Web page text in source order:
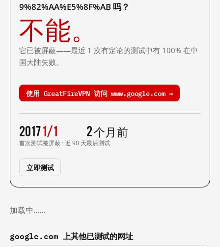
9%82%AA%E5%8F%AB 吗？
不能。
它已被屏蔽——最近 1 次有定论的测试中有 100% 在中
国大陆失败。
使用 GreatFireVPN 访问 www.google.com →
2017
首次测试
1/1
被屏蔽 · 近 90 天
2 个月前
最后测试
立即测试
加载中……
google.com 上其他已测试的网址